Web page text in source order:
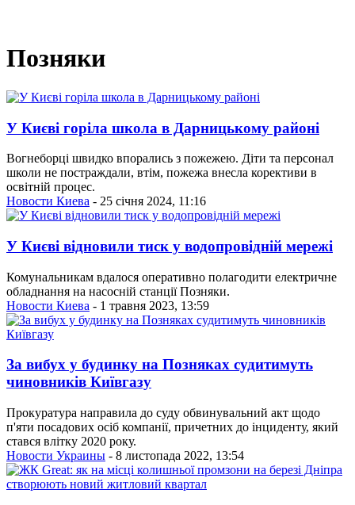
Позняки
У Києві горіла школа в Дарницькому районі
Вогнеборці швидко впорались з пожежею. Діти та персонал
школи не постраждали, втім, пожежа внесла корективи в
освітній процес.
Новости Киева - 25 січня 2024, 11:16
У Києві відновили тиск у водопровідній мережі
Комунальникам вдалося оперативно полагодити електричне
обладнання на насосній станції Позняки.
Новости Киева - 1 травня 2023, 13:59
За вибух у будинку на Позняках судитимуть
чиновників Київгазу
Прокуратура направила до суду обвинувальний акт щодо
п'яти посадових осіб компанії, причетних до інциденту, який
стався влітку 2020 року.
Новости Украины - 8 листопада 2022, 13:54